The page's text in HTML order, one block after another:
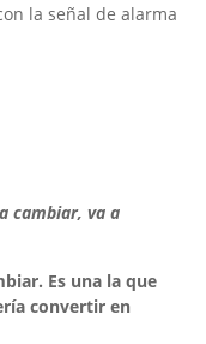
la señal de alarma
cambiar, va a
Es una la que
convertir en